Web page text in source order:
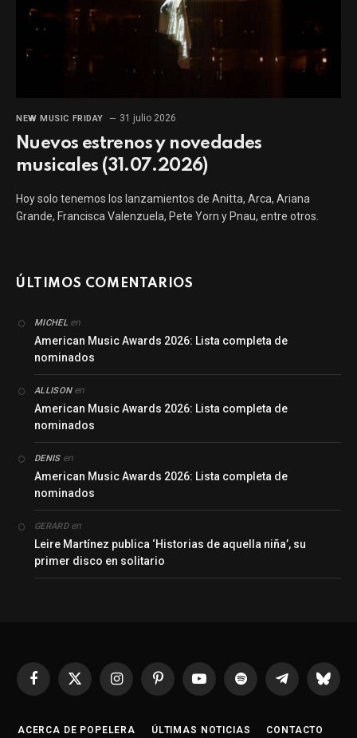
NEW MUSIC FRIDAY 31 julio 2026
Nuevos estrenos y novedades
musicales (31.07.2026)
Hoy solo tenemos los lanzamientos de Anitta, Arca, Ariana
Grande, Francisca Valenzuela, Pete Yorn y Pnau, entre otros.
ÚLTIMOS COMENTARIOS
MICHEL en
American Music Awards 2026: Lista completa de
nominados
ALLISONen
American Music Awards 2026: Lista completa de
nominados
DENISen
American Music Awards 2026: Lista completa de
nominados
GERARDen
Leire Martínez publica ‘Historias de aquella niña’, su
primer disco en solitario
Facebook
X
InstagramPinterestYouTubeSpotify Telegrama
ACERCA DE POPELERA ÚLTIMAS NOTICIAS CONTACTO